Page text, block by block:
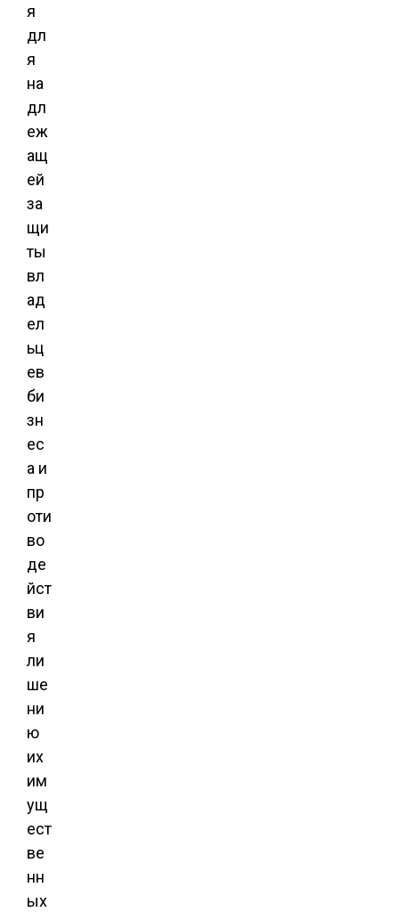
я
дл
я
на
дл
еж
ащ
ей
за
щи
ты
вл
ад
ел
ьц
ев
би
зн
ес
а и
пр
оти
во
де
йст
ви
я
ли
ше
ни
ю
их
им
ущ
ест
ве
нн
ых